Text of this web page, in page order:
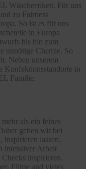
Wäscheetikett. Für uns
zu Fairness
So ist es für uns
in Europa
bis hin zum
unnötige Chemie. So
Neben unserem
Konfektionsstandorte in
Familie.
als ein feines
gehen wir bei
inspirieren lassen,
intensiver Arbeit
inspirieren.
Filme und vieles